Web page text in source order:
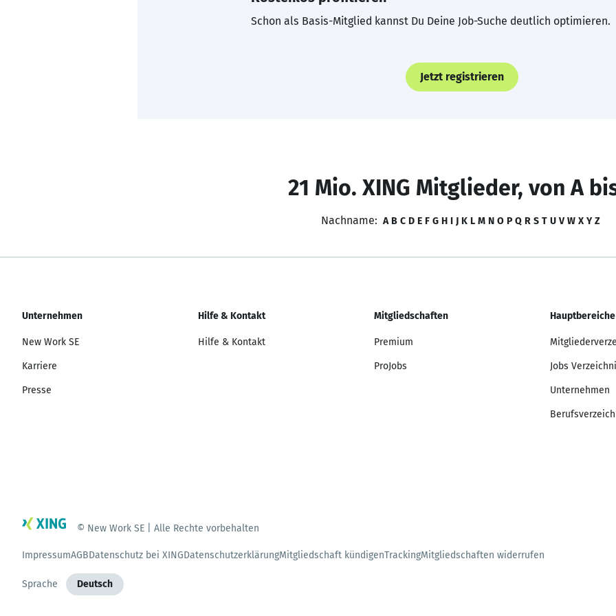
Schon als Basis-Mitglied kannst Du Deine Job-Suche deutlich optimieren.
Jetzt registrieren
21 Mio. XING Mitglieder, von A
Nachname: A B C D E F G H I J K L M N O P Q R S T U V W X Y Z
Unternehmen
New Work SE
Karriere
Presse
Hilfe & Kontakt
Hilfe & Kontakt
Mitgliedschaften
Premium
ProJobs
Hauptbereiche
Jobs
Unternehmen
© New Work SE | Alle Rechte vorbehalten
ImpressumAGBDatenschutz bei XINGDatenschutzerklärungMitgliedschaft kündigenTrackingMitgliedschaften widerrufen
Sprache Deutsch